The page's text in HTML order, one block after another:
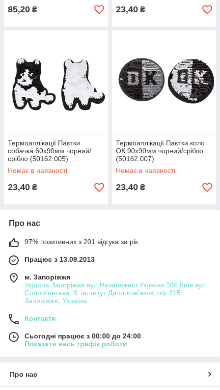
85,20 ₴ 23,40 ₴
Термоаплікації Паєтки
собачка 60х90мм чорний/
срібло (50162.005)
Немає в наявності
23,40 ₴
Термоаплікації Паєтки коло
ОК 90х90мм чорний/срібло
(50162.007)
Немає в наявності
23,40 ₴
Про нас
97% позитивних з 201 відгука за рік
Працює з 13.09.2013
м. Запоріжжя
Україна Запоріжжя вул.Незалежної України 39б Київ вул.
Солом'янська, 3, інститут Дипросзв'язок, оф 215,
Запоріжжя, Україна
Контакти
Сьогодні працює з 00:00 до 24:00
Показати весь графік роботи
Про нас